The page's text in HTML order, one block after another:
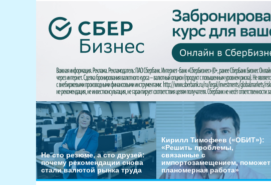
Не сто резюме, а сто друзей:
почему рекомендации снова
стали валютой рынка труда
Кирилл Тимофеев («ОБИТ»):
«Решить проблемы,
связанные с
импортозамещением, поможет
планомерная работа»